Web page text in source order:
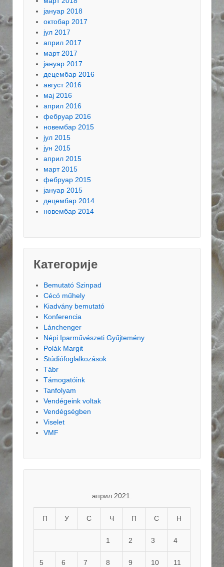
јануар 2018
октобар 2017
јул 2017
април 2017
март 2017
јануар 2017
децембар 2016
август 2016
мај 2016
април 2016
фебруар 2016
новембар 2015
јул 2015
јун 2015
април 2015
март 2015
фебруар 2015
јануар 2015
децембар 2014
новембар 2014
Категорије
Bemutató Szinpad
Cécó műhely
Kiadvány bemutató
Konferencia
Lánchenger
Népi Iparművészeti Gyűjtemény
Polák Margit
Stúdiófoglalkozások
Tábr
Támogatóink
Tanfolyam
Vendégeink voltak
Vendégségben
Viselet
VMF
април 2021.
П У С Ч П С Н
1 2 3 4
5 6 7 8 9 10 11